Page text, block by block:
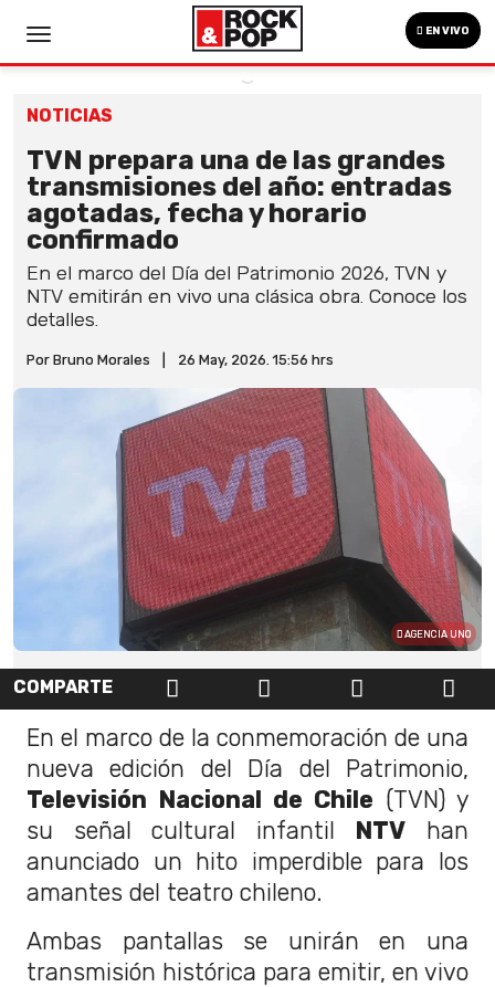
EN VIVO
NOTICIAS
TVN prepara una de las grandes
transmisiones del año: entradas
agotadas, fecha y horario
confirmado
En el marco del Día del Patrimonio 2026, TVN y
NTV emitirán en vivo una clásica obra. Conoce los
detalles.
Por Bruno Morales 26 May, 2026. 15:56 hrs
AGENCIA UNO
COMPARTE
En el marco de la conmemoración de una
nueva edición del Día del Patrimonio,
Televisión Nacional de Chile (TVN) y
su señal cultural infantil NTV han
anunciado un hito imperdible para los
amantes del teatro chileno.
Ambas pantallas se unirán en una
transmisión histórica para emitir, en vivo